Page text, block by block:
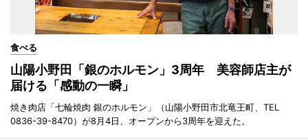
食べる
山陽小野田「銀のホルモン」3周年 美容師店主が
届ける「感動の一瞬」
焼き肉店「七輪焼肉 銀のホルモン」（山陽小野田市北竜王町、TEL
0836-39-8470）が8月4日、オープンから3周年を迎えた。